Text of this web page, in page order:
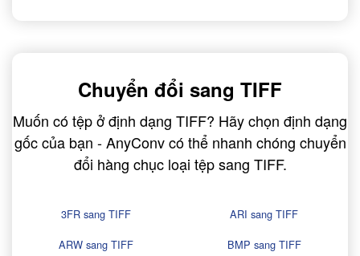
Chuyển đổi sang TIFF
Muốn có tệp ở định dạng TIFF? Hãy chọn định dạng
gốc của bạn - AnyConv có thể nhanh chóng chuyển
đổi hàng chục loại tệp sang TIFF.
3FR sang TIFF
ARI sang TIFF
ARW sang TIFF
BMP sang TIFF